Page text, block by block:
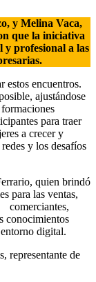
y Melina Vaca,
que la iniciativa
y profesional a las
estos encuentros.
ajustándose
para traer
a crecer y
y los desafíos
quien brindó
para las ventas,
comerciantes,
conocimientos
digital.
representante de